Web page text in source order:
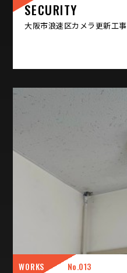
SECURITY
大阪市浪速区カメラ更新工事
WORKS 013